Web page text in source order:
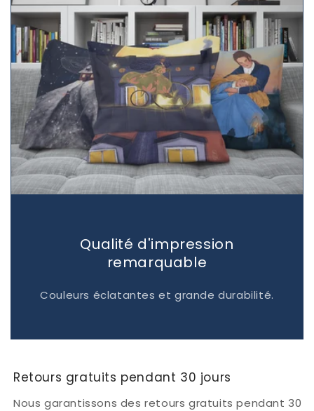
Qualité d'impression
remarquable
Couleurs éclatantes et grande durabilité.
Retours gratuits pendant 30 jours
Nous garantissons des retours gratuits pendant 30